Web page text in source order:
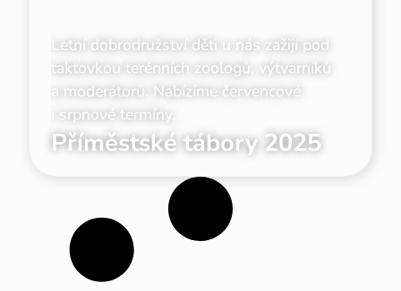
Letní dobrodružství děti u nás zažijí pod
taktovkou terénních zoologů, výtvarníků
a moderátorů. Nabízíme červencové
i srpnové termíny.
Příměstské tábory 2025